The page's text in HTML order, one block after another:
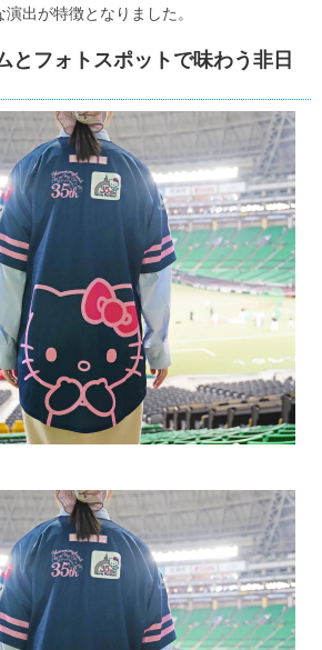
出が特徴となりました。
とフォトスポットで味わう非日